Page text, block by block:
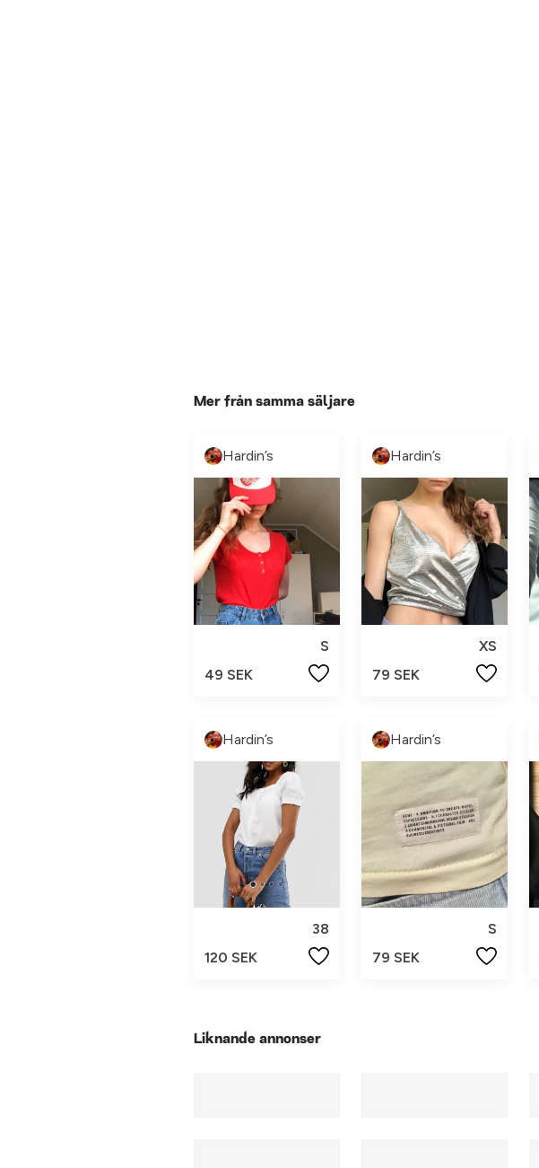
Mer från samma säljare
Hardin’s
S
49 SEK
Hardin’s
XS
79 SEK
Hardin’s
38
120 SEK
Hardin’s
S
79 SEK
Liknande annonser